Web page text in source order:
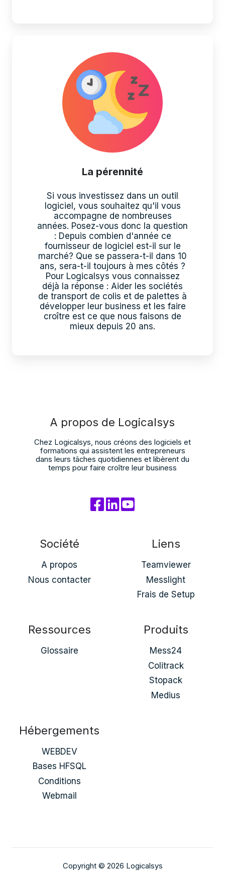
La pérennité
Si vous investissez dans un outil
logiciel, vous souhaitez qu'il vous
accompagne de nombreuses
années. Posez-vous donc la question
: Depuis combien d'année ce
fournisseur de logiciel est-il sur le
marché? Que se passera-t-il dans 10
ans, sera-t-il toujours à mes côtés ?
Pour Logicalsys vous connaissez
déjà la réponse : Aider les sociétés
de transport de colis et de palettes à
développer leur business et les faire
croître est ce que nous faisons de
mieux depuis 20 ans.
A propos de Logicalsys
Chez Logicalsys, nous créons des logiciels et
formations qui assistent les entrepreneurs
dans leurs tâches quotidiennes et libèrent du
temps pour faire croître leur business
Société
A propos
Nous contacter
Liens
Teamviewer
Messlight
Frais de Setup
Ressources
Glossaire
Produits
Mess24
Colitrack
Stopack
Medius
Hébergements
WEBDEV
Bases HFSQL
Conditions
Webmail
Copyright © 2026 Logicalsys